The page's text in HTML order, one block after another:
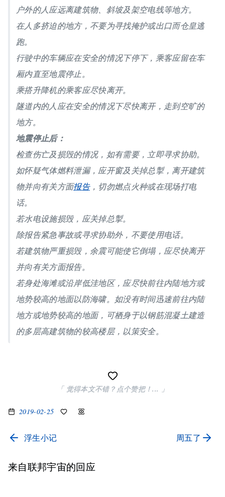
户外的人应远离建筑物、斜坡及架空电线等地方。
在人多挤迫的地方，不要为寻找掩护或出口而仓皇逃
跑。
行驶中的车辆应在安全的情况下停下，乘客应留在车
厢内直至地震停止。
乘搭升降机的乘客应尽快离开。
隧道内的人应在安全的情况下尽快离开，走到空旷的
地方。
地震停止后：
检查伤亡及损毁的情况，如有需要，立即寻求协助。
如怀疑气体燃料泄漏，应开窗及关掉总掣，离开建筑
物并向有关方面报告，切勿燃点火种或在现场打电
话。
若水电设施损毁，应关掉总掣。
除报告紧急事故或寻求协助外，不要使用电话。
若建筑物严重损毁，余震可能使它倒塌，应尽快离开
并向有关方面报告。
若身处海滩或沿岸低洼地区，应尽快前往内陆地方或
地势较高的地面以防海啸。如没有时间迅速前往内陆
地方或地势较高的地面，可栖身于以钢筋混凝土建造
的多层高建筑物的较高楼层，以策安全。
「 觉得本文不错？点个赞把！... 」
2019-02-25
浮生小记 周五了
来自联邦宇宙的回应